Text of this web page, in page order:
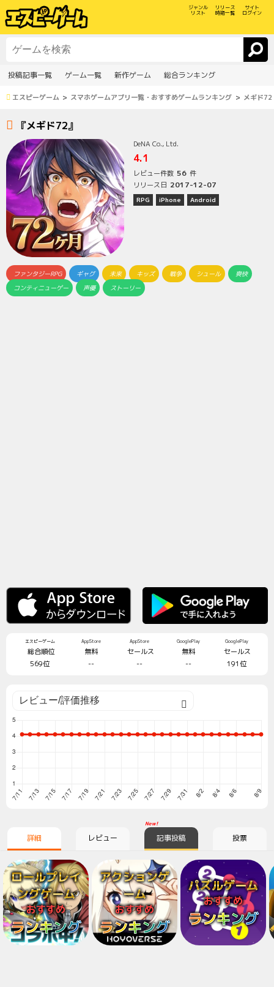
ジャンル
リスト
リリース
時期一覧
サイト
ログイン
投稿記事一覧 ゲーム一覧 新作ゲーム 総合ランキング
エスピーゲーム スマホゲームアプリ一覧・おすすめゲームランキング メギド72
『メギド72』
DeNA Co., Ltd.
4.1
レビュー件数 56 件
リリース日 2017-12-07
RPG iPhone Android
ファンタジーRPG ギャグ 未来 キッズ 戦争 シュール
爽快
コンティニューゲー
声優 ストーリー
エスピーゲーム
総合順位
569位
AppStore
無料
--
AppStore
セールス
--
GooglePlay
無料
--
GooglePlay
セールス
191位
詳細 レビュー
New!
記事投稿 投票
ロールプレイ
ングゲーム
おすすめ
ランキング
アクションゲ
ーム
おすすめ
ランキング
パズルゲーム
おすすめ
ランキング